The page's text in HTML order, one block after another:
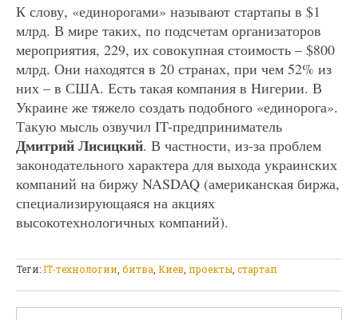
К слову, «единорогами» называют стартапы в $1
млрд. В мире таких, по подсчетам организаторов
мероприятия, 229, их совокупная стоимость – $800
млрд. Они находятся в 20 странах, при чем 52% из
них – в США. Есть такая компания в Нигерии. В
Украине же тяжело создать подобного «единорога».
Такую мысль озвучил IT-предприниматель
Дмитрий Лисицкий. В частности, из-за проблем
законодательного характера для выхода украинских
компаний на биржу NASDAQ (американская биржа,
специализирующаяся на акциях
высокотехнологичных компаний).
Теги:IT-технологии битва Киев проекты стартап